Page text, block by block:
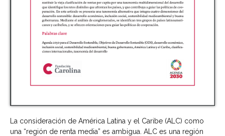
La consideración de América Latina y el Caribe (ALC) como
una “región de renta media” es ambigua. ALC es una región